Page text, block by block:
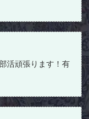
活頑張ります！有